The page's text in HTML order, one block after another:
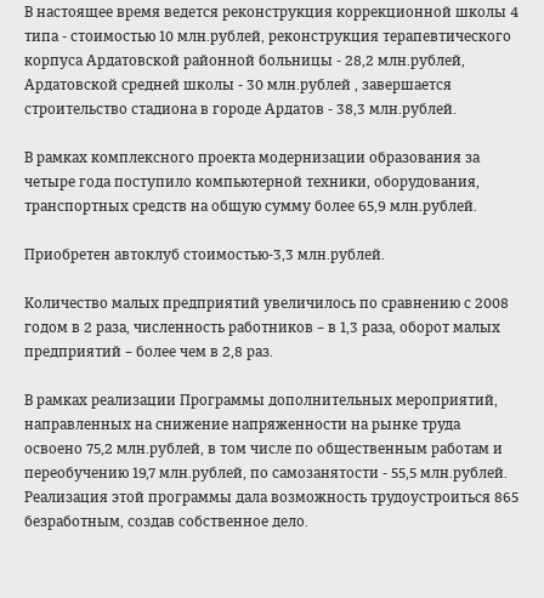
В настоящее время ведется реконструкция коррекционной школы 4
типа - стоимостью 10 млн.рублей, реконструкция терапевтического
корпуса Ардатовской районной больницы - 28,2 млн.рублей,
Ардатовской средней школы - 30 млн.рублей , завершается
строительство стадиона в городе Ардатов - 38,3 млн.рублей.
В рамках комплексного проекта модернизации образования за
четыре года поступило компьютерной техники, оборудования,
транспортных средств на общую сумму более 65,9 млн.рублей.
Приобретен автоклуб стоимостью-3,3 млн.рублей.
Количество малых предприятий увеличилось по сравнению с 2008
годом в 2 раза, численность работников – в 1,3 раза, оборот малых
предприятий – более чем в 2,8 раз.
В рамках реализации Программы дополнительных мероприятий,
направленных на снижение напряженности на рынке труда
освоено 75,2 млн.рублей, в том числе по общественным работам и
переобучению 19,7 млн.рублей, по самозанятости - 55,5 млн.рублей.
Реализация этой программы дала возможность трудоустроиться 865
безработным, создав собственное дело.